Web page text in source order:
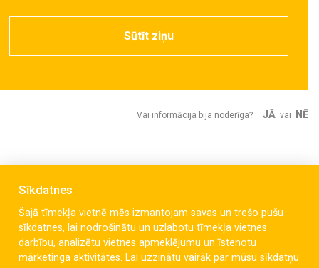
Sūtīt ziņu
Vai informācija bija noderīga? JĀ vai NĒ
Sīkdatnes
Šajā tīmekļa vietnē mēs izmantojam savas un trešo pušu
sīkdatnes, lai nodrošinātu un uzlabotu tīmekļa vietnes
darbību, analizētu vietnes apmeklējumu un īstenotu
mārketinga aktivitātes. Lai uzzinātu vairāk par mūsu sīkdatņu